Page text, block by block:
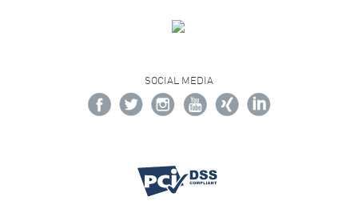
SOCIAL MEDIA